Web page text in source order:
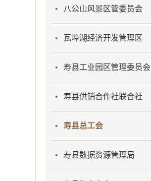
八公山风景区管委员会
瓦埠湖经济开发管理区
寿县工业园区管理委员会
寿县供销合作社联合社
寿县总工会
寿县数据资源管理局